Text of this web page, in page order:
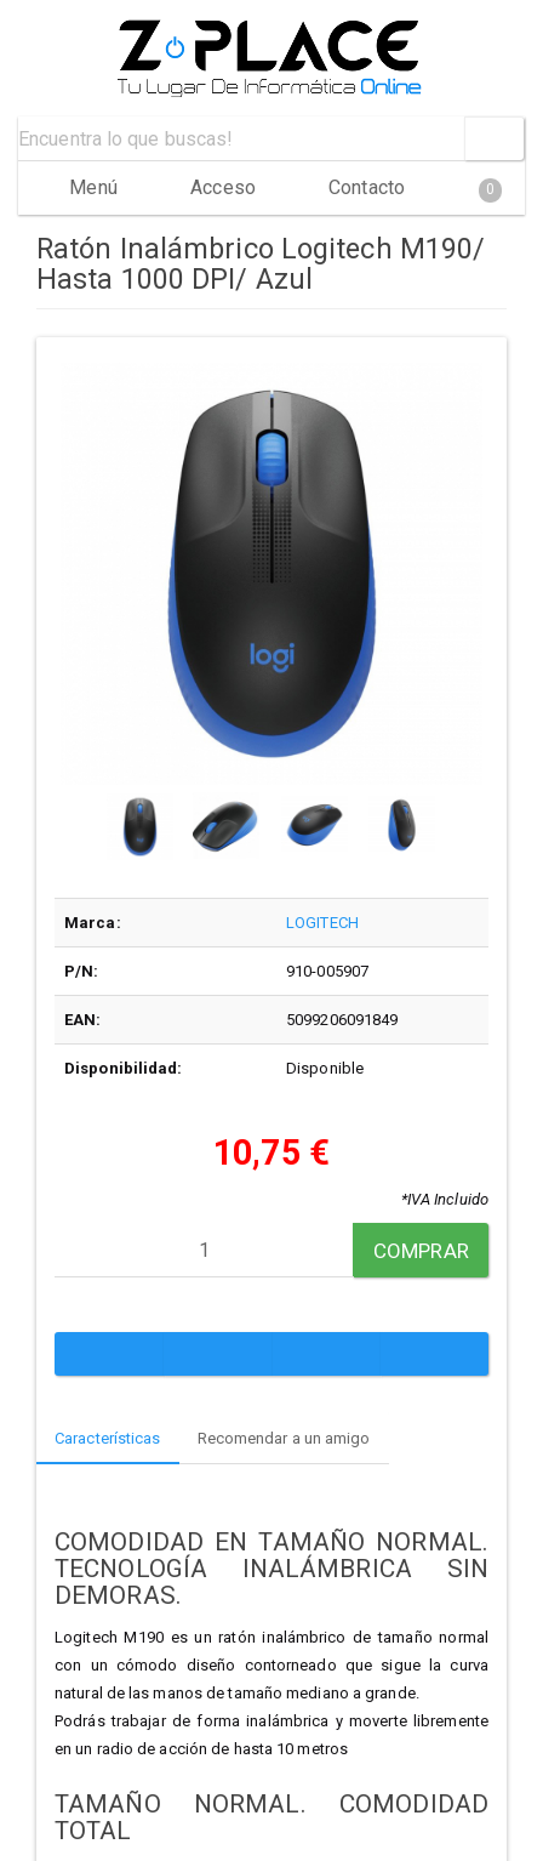
Menú Acceso Contacto 0
Ratón Inalámbrico Logitech M190/
Hasta 1000 DPI/ Azul
Marca: LOGITECH
P/N: 910-005907
EAN: 5099206091849
Disponibilidad: Disponible
10,75 €
*IVA Incluido
COMPRAR
Características Recomendar a un amigo
COMODIDAD EN TAMAÑO NORMAL.
TECNOLOGÍA INALÁMBRICA SIN
DEMORAS.
Logitech M190 es un ratón inalámbrico de tamaño normal
con un cómodo diseño contorneado que sigue la curva
natural de las manos de tamaño mediano a grande.
Podrás trabajar de forma inalámbrica y moverte libremente
en un radio de acción de hasta 10 metros
TAMAÑO NORMAL. COMODIDAD
TOTAL